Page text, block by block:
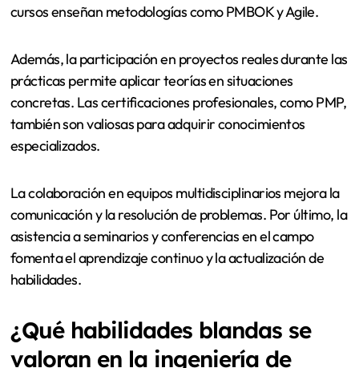
cursos enseñan metodologías como PMBOK y Agile.
Además, la participación en proyectos reales durante las
prácticas permite aplicar teorías en situaciones
concretas. Las certificaciones profesionales, como PMP,
también son valiosas para adquirir conocimientos
especializados.
La colaboración en equipos multidisciplinarios mejora la
comunicación y la resolución de problemas. Por último, la
asistencia a seminarios y conferencias en el campo
fomenta el aprendizaje continuo y la actualización de
habilidades.
¿Qué habilidades blandas se
valoran en la ingeniería de